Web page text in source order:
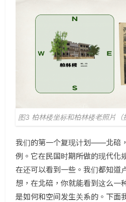
图3 柏林楼坐标和柏林楼老照片（
我们的第一个复现计划——北碚
例。它在民国时期所做的现代化
在还可以看到一些。我们都知道
想，在北碚，你就能看到这么一
是如何和空间发生关系的。下面